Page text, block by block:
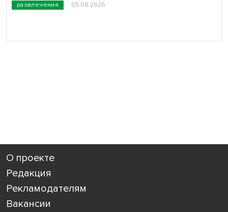
развлечения 05.08.2026
О проекте
Редакция
Рекламодателям
Вакансии